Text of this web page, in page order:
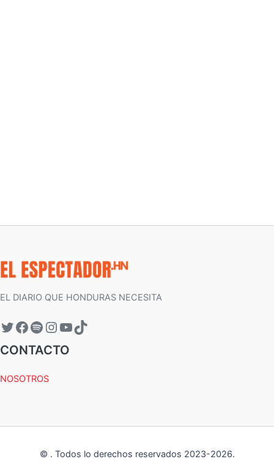
EL DIARIO QUE HONDURAS NECESITA
CONTACTO
NOSOTROS
© . Todos lo derechos reservados 2023-2026.